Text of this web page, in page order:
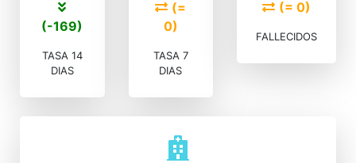
(-169)
TASA 14
DIAS
(=
0)
TASA 7
DIAS
(= 0)
FALLECIDOS